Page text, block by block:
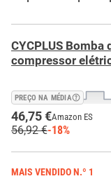
CYCPLUS Bomba
compressor
PREÇO NA MÉDIA
46,75 €Amazon ES
56,92 €-18%
MAIS VENDIDO N.º 1